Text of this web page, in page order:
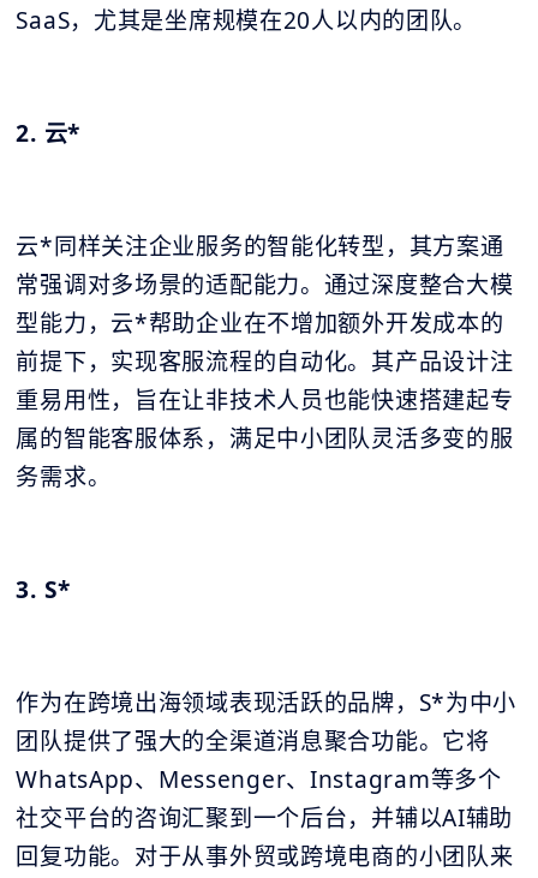
SaaS，尤其是坐席规模在20人以内的团队。
2. 云*
云*同样关注企业服务的智能化转型，其方案通
常强调对多场景的适配能力。通过深度整合大模
型能力，云*帮助企业在不增加额外开发成本的
前提下，实现客服流程的自动化。其产品设计注
重易用性，旨在让非技术人员也能快速搭建起专
属的智能客服体系，满足中小团队灵活多变的服
务需求。
3. S*
作为在跨境出海领域表现活跃的品牌，S*为中小
团队提供了强大的全渠道消息聚合功能。它将
WhatsApp、Messenger、Instagram等多个
社交平台的咨询汇聚到一个后台，并辅以AI辅助
回复功能。对于从事外贸或跨境电商的小团队来